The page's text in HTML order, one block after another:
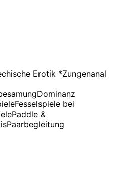
Erotik *Zungenanal
Dominanz
Fesselspiele bei
Paddle &
Paarbegleitung